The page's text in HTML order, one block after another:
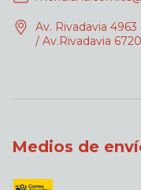
Av. Rivadavia
/ Av.Rivadavia
Medios de